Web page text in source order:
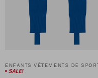
ENFANTS VÊTEMENTS DE
SALE!